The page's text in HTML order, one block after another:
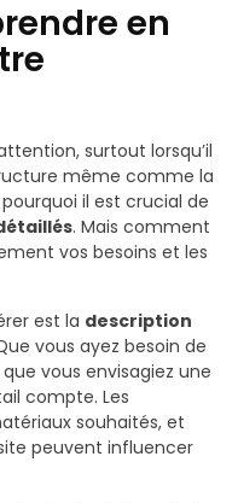
en
surtout lorsqu’il
même comme la
il est crucial de
. Mais comment
vos besoins et les
est la description
vous ayez besoin de
vous envisagiez une
compte. Les
souhaités, et
peuvent influencer